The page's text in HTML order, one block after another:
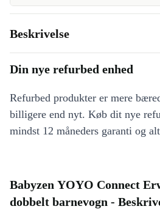
Beskrivelse
Din nye refurbed enhed
Refurbed produkter er mere
billigere end nyt. Køb dit nye
mindst 12 måneders garanti og
Babyzen YOYO Connect
dobbelt barnevogn -